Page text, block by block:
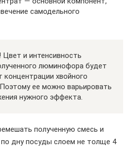
самодельного
Цвет и интенсивность
люминофора будет
концентрации хвойного
ее можно варьировать
нужного эффекта.
полученную смесь и
по дну посуды слоем не толще 4